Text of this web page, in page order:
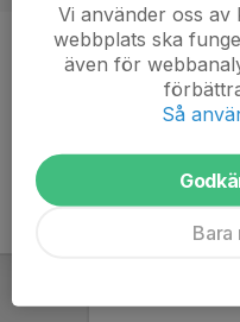
Position
-
8 år
Vi använder oss
webbplats ska
även för
Så
Bara